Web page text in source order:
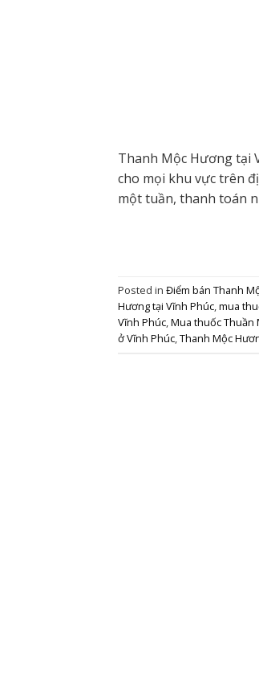
Thanh Mộc Hương tại
cho mọi khu vực trên
một tuần, thanh toán
Posted in Điểm bán Thanh
Hương tại Vĩnh Phúc,mua
Vĩnh Phúc,Mua thuốc Thuần
ở Vĩnh Phúc,Thanh Mộc